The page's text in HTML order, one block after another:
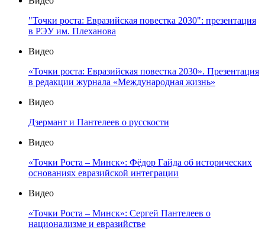
"Точки роста: Евразийская повестка 2030": презентация
в РЭУ им. Плеханова
Видео
«Точки роста: Евразийская повестка 2030». Презентация
в редакции журнала «Международная жизнь»
Видео
Дзермант и Пантелеев о русскости
Видео
«Точки Роста – Минск»: Фёдор Гайда об исторических
основаниях евразийской интеграции
Видео
«Точки Роста – Минск»: Сергей Пантелеев о
национализме и евразийстве